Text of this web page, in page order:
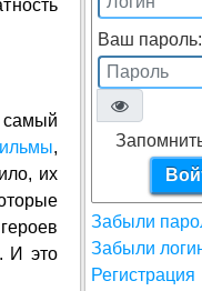
самый
,
их
И это
Ваш пароль:
Забыли
Забыли
Регистрация